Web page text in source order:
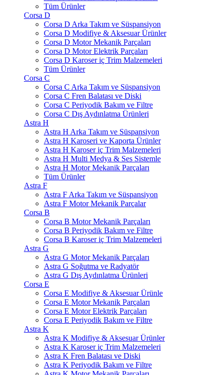
Tüm Ürünler
Corsa D
Corsa D Arka Takım ve Süspansiyon
Corsa D Modifiye & Aksesuar Ürünler
Corsa D Motor Mekanik Parçaları
Corsa D Motor Elektrik Parçaları
Corsa D Karoser iç Trim Malzemeleri
Tüm Ürünler
Corsa C
Corsa C Arka Takım ve Süspansiyon
Corsa C Fren Balatası ve Diski
Corsa C Periyodik Bakım ve Filtre
Corsa C Dış Aydınlatma Ürünleri
Astra H
Astra H Arka Takım ve Süspansiyon
Astra H Karoseri ve Kaporta Ürünler
Astra H Karoser iç Trim Malzemeleri
Astra H Multi Medya & Ses Sistemle
Astra H Motor Mekanik Parçaları
Tüm Ürünler
Astra F
Astra F Arka Takım ve Süspansiyon
Astra F Motor Mekanik Parçalar
Corsa B
Corsa B Motor Mekanik Parçaları
Corsa B Periyodik Bakım ve Filtre
Corsa B Karoser iç Trim Malzemeleri
Astra G
Astra G Motor Mekanik Parçaları
Astra G Soğutma ve Radyatör
Astra G Dış Aydınlatma Ürünleri
Corsa E
Corsa E Modifiye & Aksesuar Ürünle
Corsa E Motor Mekanik Parçaları
Corsa E Motor Elektrik Parçaları
Corsa E Periyodik Bakım ve Filtre
Astra K
Astra K Modifiye & Aksesuar Ürünler
Astra K Karoser iç Trim Malzemeleri
Astra K Fren Balatası ve Diski
Astra K Periyodik Bakım ve Filtre